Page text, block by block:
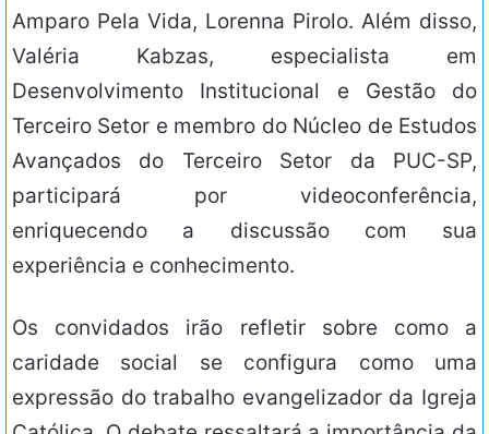
Amparo Pela Vida, Lorenna Pirolo. Além disso,
Valéria Kabzas, especialista em
Desenvolvimento Institucional e Gestão do
Terceiro Setor e membro do Núcleo de Estudos
Avançados do Terceiro Setor da PUC-SP,
participará por videoconferência,
enriquecendo a discussão com sua
experiência e conhecimento.
Os convidados irão refletir sobre como a
caridade social se configura como uma
expressão do trabalho evangelizador da Igreja